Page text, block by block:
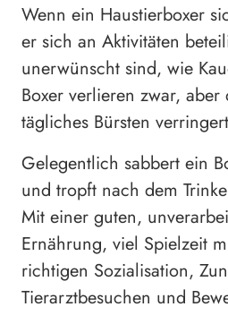
Wenn ein Haustierboxer
er sich an Aktivitäten
unerwünscht sind, wie
Boxer verlieren zwar,
tägliches Bürsten
Gelegentlich sabbert ein
und tropft nach dem
Mit einer guten,
Ernährung, viel Spielzeit
richtigen Sozialisation,
Tierarztbesuchen und